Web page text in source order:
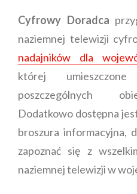
Cyfrowy Doradca
naziemnej telewizji
nadajników dla
której
poszczególnych
Dodatkowo dostępna
broszura informacyjna,
zapoznać się z
naziemnej telewizji w